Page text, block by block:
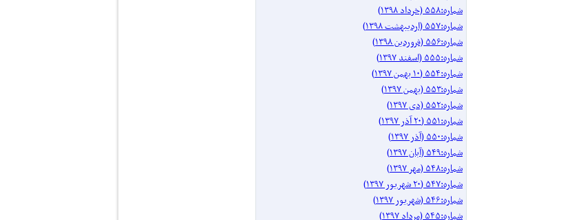
شماره:۵۵۸ (خرداد ۱۳۹۸)
شماره:۵۵۷ (اردیبهشت ۱۳۹۸)
شماره:۵۵۶ (فروردین ۱۳۹۸)
شماره:۵۵۵ (اسفند ۱۳۹۷)
شماره:۵۵۴ (۱۰ بهمن ۱۳۹۷)
شماره:۵۵۳ (بهمن ۱۳۹۷)
شماره:۵۵۲ (دی ۱۳۹۷)
شماره:۵۵۱ (۲۰ آذر ۱۳۹۷)
شماره:۵۵۰ (آذر ۱۳۹۷)
شماره:۵۴۹ (آبان ۱۳۹۷)
شماره:۵۴۸ (مهر ۱۳۹۷)
شماره:۵۴۷ (۲۰ شهریور ۱۳۹۷)
شماره:۵۴۶ (شهریور ۱۳۹۷)
شماره:۵۴۵ (مرداد ۱۳۹۷)